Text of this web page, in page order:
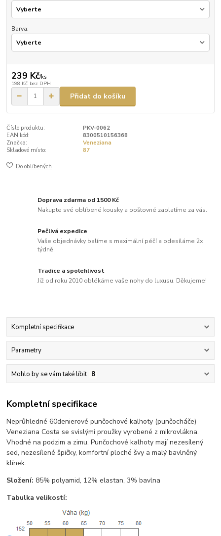
Barva:
239 Kč/ks
198 Kč bez DPH
Přidat do košíku
Číslo produktu:
PKV-0062
EAN kód:
8300510156368
Značka:
Veneziana
Skladové místo:
87
Do oblíbených
Doprava zdarma od 1500 Kč
Nakupte své oblíbené kousky a poštovné zaplatíme za vás.
Pečlivá expedice
Vaše objednávky balíme s maximální péčí a odesíláme 2x
týdně.
Tradice a spolehlivost
Již od roku 2010 oblékáme vaše nohy do luxusu. Děkujeme!
Kompletní specifikace
Parametry
Mohlo by se vám také líbit 8
Kompletní specifikace
Neprůhledné 60denierové punčochové kalhoty (punčocháče)
Veneziana Costa se svislými proužky vyrobené z mikrovlákna.
Vhodné na podzim a zimu. Punčochové kalhoty mají nezesílený
sed, nezesílené špičky, komfortní ploché švy a malý bavlněný
klínek.
Složení: 85% polyamid, 12% elastan, 3% bavlna
Tabulka velikostí: